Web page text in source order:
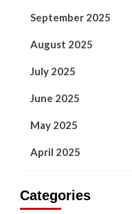
September 2025
August 2025
July 2025
June 2025
May 2025
April 2025
Categories